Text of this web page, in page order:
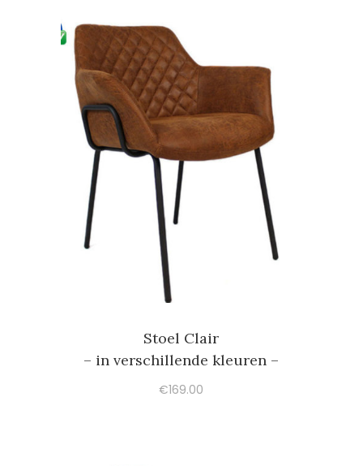
Stoel Clair
– in verschillende kleuren –
€169.00